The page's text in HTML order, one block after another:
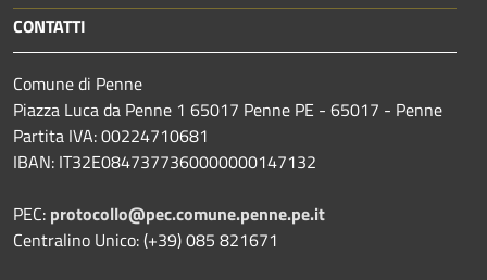
CONTATTI
Comune di Penne
Piazza Luca da Penne 1 65017 Penne PE - 65017 - Penne
Partita IVA: 00224710681
IBAN: IT32E0847377360000000147132
PEC: protocollo@pec.comune.penne.pe.it
Centralino Unico: (+39) 085 821671